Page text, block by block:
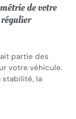
de votre
partie des
votre véhicule.
la